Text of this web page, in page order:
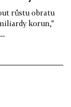
růstu obratu
korun,"